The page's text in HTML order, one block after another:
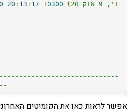
20 : 13 : 17 +0300 (ו
', 9 אוק 20
אפשר לראות כאן את הקומיטים